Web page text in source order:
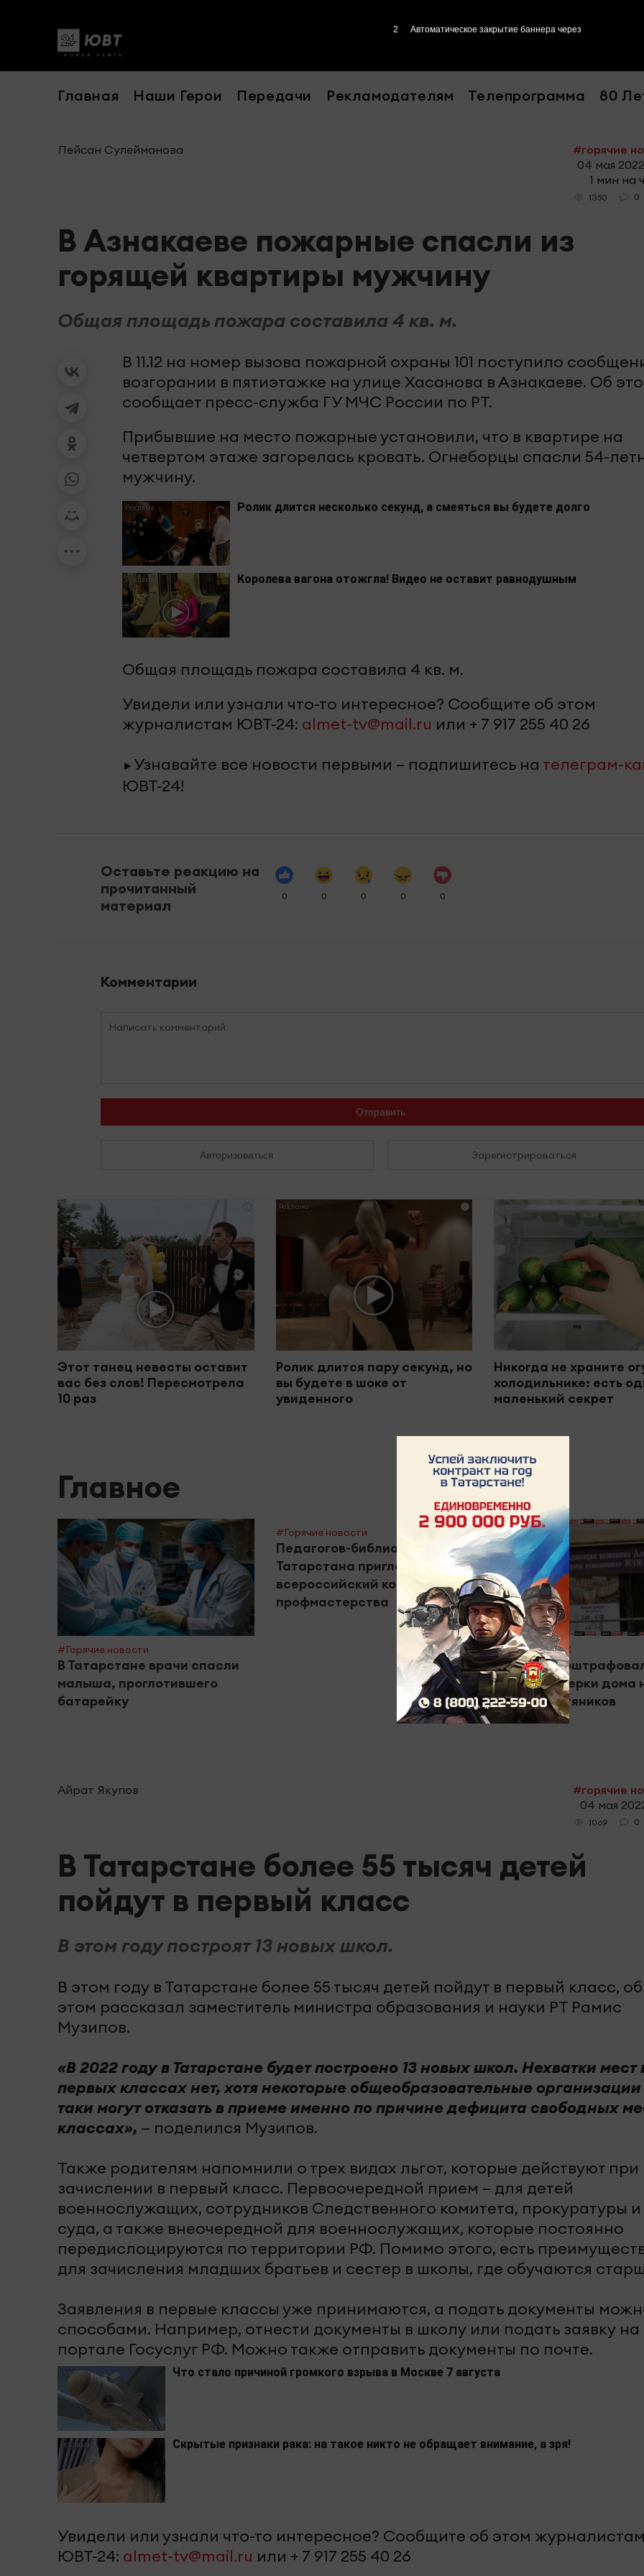
Главная Наши Герои Передачи Рекламодателям Телепрограмма 80
Лейсан Сулейманова
#горячие
04 мая
1 мин на
1350 0
В Азнакаеве пожарные спасли из
горящей квартиры мужчину
Общая площадь пожара составила 4 кв. м.
В 11.12 на номер вызова пожарной охраны 101 поступило
возгорании в пятиэтажке на улице Хасанова в Азнакаеве. Об
сообщает пресс-служба ГУ МЧС России по РТ.
Прибывшие на место пожарные установили, что в квартире на
четвертом этаже загорелась кровать. Огнеборцы спасли 54-
мужчину.
Ролик длится несколько секунд, а смеяться вы будете долго
Королева вагона отожгла! Видео не оставит равнодушным
Общая площадь пожара составила 4 кв. м.
Увидели или узнали что-то интересное? Сообщите об этом
журналистам ЮВТ-24: almet-tv@mail.ru или + 7 917 255 40 26
► Узнавайте все новости первыми – подпишитесь на телеграм-
ЮВТ-24!
Оставьте реакцию на
прочитанный
материал
0 0 0 0 0
Комментарии
Отправить
Авторизоваться Зарегистрироваться
i
Этот танец невесты оставит
вас без слов! Пересмотрела
10 раз
Ролик длится пару секунд, но
вы будете в шоке от
увиденного
Никогда не храните
холодильнике: есть
маленький секрет
Главное
#Горячие новости
В Татарстане врачи спасли
малыша, проглотившего
батарейку
#Горячие новости
Педагогов-библиотекарей
Татарстана пригласили на
всероссийский конкурс
профмастерства
#Новости ЖКХ
УК «Алсу»
после проверки дома
улице Нефтяников
Айрат Якупов
#горячие
04 мая
1069 0
В Татарстане более 55 тысяч детей
пойдут в первый класс
В этом году построят 13 новых школ.
В этом году в Татарстане более 55 тысяч детей пойдут в первый класс, об
этом рассказал заместитель министра образования и науки РТ Рамис
Музипов.
«В 2022 году в Татарстане будет построено 13 новых школ. Нехватки мест
первых классах нет, хотя некоторые общеобразовательные
таки могут отказать в приеме именно по причине дефицита свободных
классах», — поделился Музипов.
Также родителям напомнили о трех видах льгот, которые действуют при
зачислении в первый класс. Первоочередной прием – для детей
военнослужащих, сотрудников Следственного комитета, прокуратуры и
суда, а также внеочередной для военнослужащих, которые постоянно
передислоцируются по территории РФ. Помимо этого, есть
для зачисления младших братьев и сестер в школы, где обучаются
Заявления в первые классы уже принимаются, а подать документы
способами. Например, отнести документы в школу или подать заявку на
портале Госуслуг РФ. Можно также отправить документы по почте.
Что стало причиной громкого взрыва в Москве 7 августа
Скрытые признаки рака: на такое никто не обращает внимание, а зря!
Увидели или узнали что-то интересное? Сообщите об этом
ЮВТ-24: almet-tv@mail.ru или + 7 917 255 40 26
1 Автоматическое закрытие баннера через